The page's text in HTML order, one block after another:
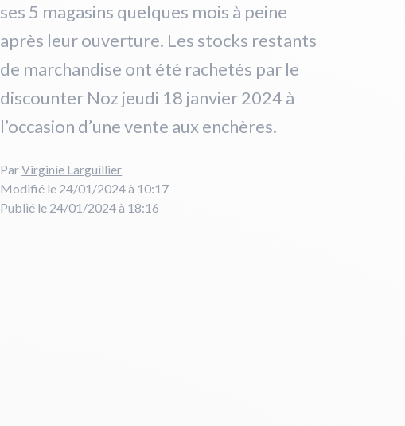
ses 5 magasins quelques mois à peine
après leur ouverture. Les stocks restants
de marchandise ont été rachetés par le
discounter Noz jeudi 18 janvier 2024 à
l’occasion d’une vente aux enchères.
ParVirginie Larguillier
Modifié le 24/01/2024 à 10:17
Publié le 24/01/2024 à 18:16